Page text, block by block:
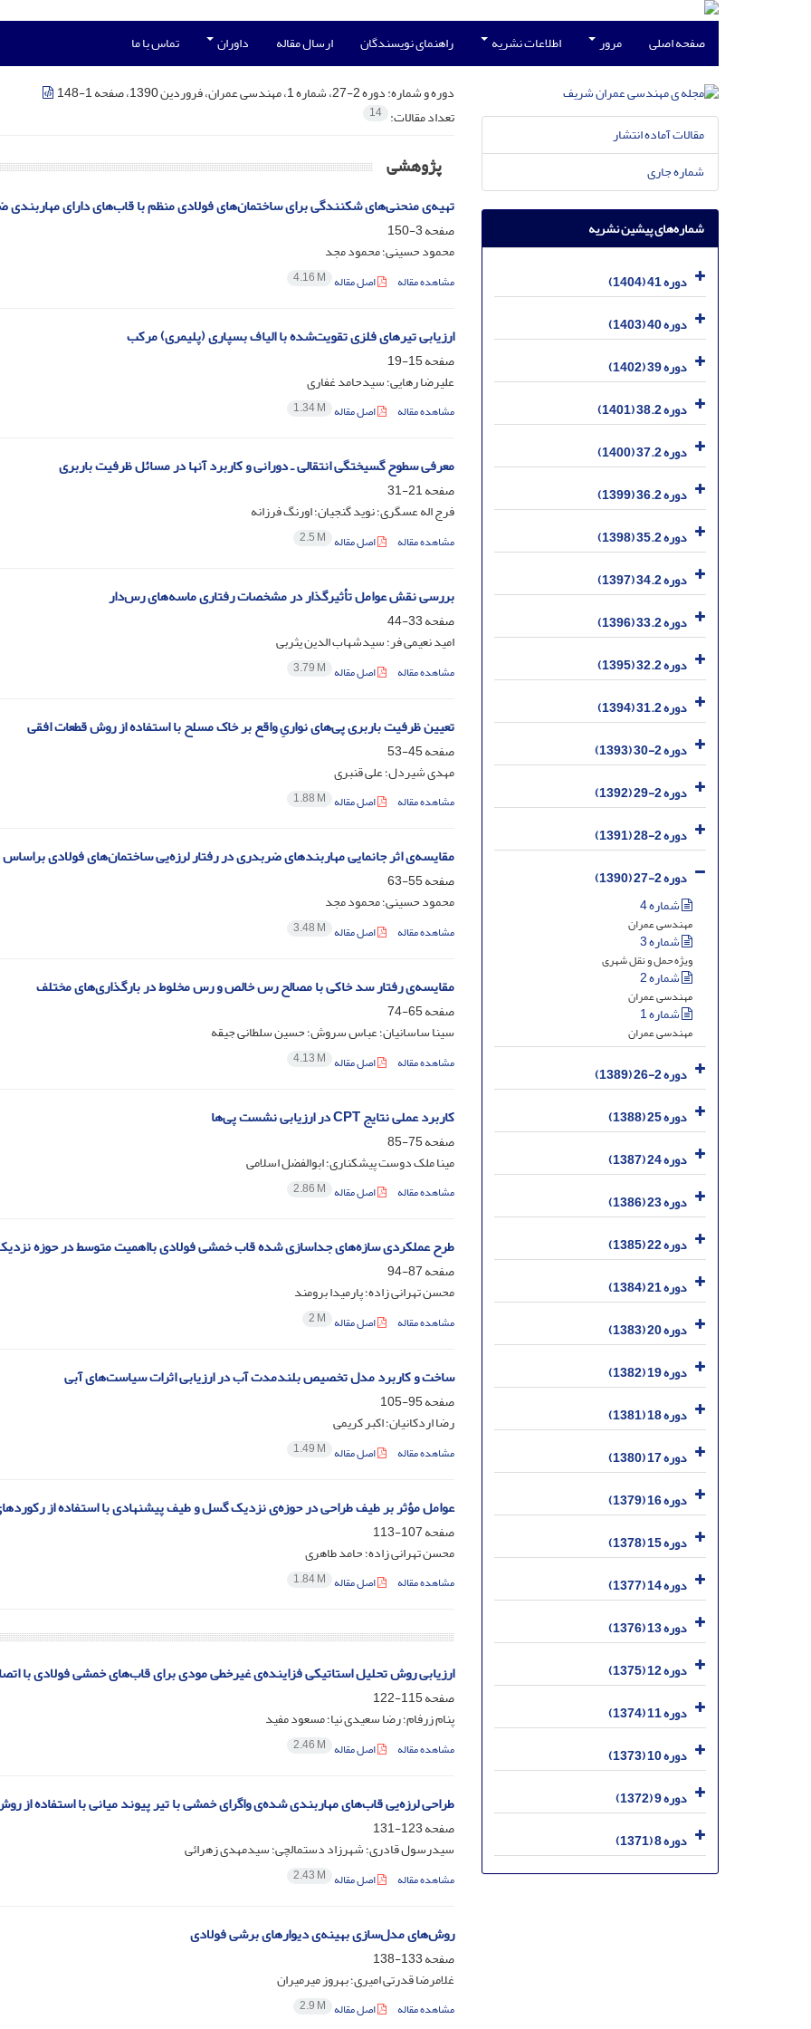
صفحه اصلی مرور اطلاعات نشریه راهنمای نویسندگان ارسال مقاله داوران تماس با ما
دوره و شماره:دوره 2-27، شماره 1، مهندسی عمران، فروردین 1390، صفحه 1-148
تعداد مقالات: 14
پژوهشی
تهیه‌ی منحنی‌های شکنندگی برای ساختمان‌های فولادی منظم با قاب‌های دارای
صفحه3-150
محمود حسینی؛ محمود مجد
مشاهده مقاله اصل مقاله 4.16 M
ارزیابی تیرهای فلزی تقویت‌شده با الیاف بسپاری (پلیمری) مرکب
صفحه15-19
علیرضا رهایی؛ سیدحامد غفاری
مشاهده مقاله اصل مقاله 1.34 M
معرفی سطوح گسیختگی انتقالی ـ دورانی و کاربرد آنها در مسائل ظرفیت باربری
صفحه21-31
فرج اله عسگری؛ نوید گنجیان؛ اورنگ فرزانه
مشاهده مقاله اصل مقاله 2.5 M
بررسی نقش عوامل تأثیرگذار در مشخصات رفتاری ماسه‌های رس‌دار
صفحه33-44
امید نعیمی فر؛ سیدشهاب الدین یثربی
مشاهده مقاله اصل مقاله 3.79 M
تعیین ظرفیت باربری پی‌های نواریِ واقع بر خاک مسلح با استفاده از روش قطعات افقی
صفحه45-53
مهدی شیردل؛ علی قنبری
مشاهده مقاله اصل مقاله 1.88 M
مقایسه‌ی اثر جانمایی مهاربندهای ضربدری در رفتار لرزه‌یی ساختمان‌های فولادی
صفحه55-63
محمود حسینی؛ محمود مجد
مشاهده مقاله اصل مقاله 3.48 M
مقایسه‌ی رفتار سد خاکی با مصالح رس خالص و رس مخلوط در بارگذاری‌های مختلف
صفحه65-74
سینا ساسانیان؛ عباس سروش؛ حسین سلطانی جیقه
مشاهده مقاله اصل مقاله 4.13 M
کاربرد عملی نتایج C‌P‌T در ارزیابی نشست پی‌ها
صفحه75-85
مینا ملک دوست پیشکناری؛ ابوالفضل اسلامی
مشاهده مقاله اصل مقاله 2.86 M
طرح عملکردی سازه‌های جداسازی شده قاب خمشی فولادی بااهمیت متوسط در حوزه
صفحه87-94
محسن تهرانی زاده؛ پارمیدا برومند
مشاهده مقاله اصل مقاله 2 M
ساخت و کاربرد مدل تخصیص بلندمدت آب در ارزیابی اثرات سیاست‌های آبی
صفحه95-105
رضا اردکانیان؛ اکبر کریمی
مشاهده مقاله اصل مقاله 1.49 M
عوامل مؤثر بر طیف طراحی در حوزه‌ی نزدیک گسل و طیف پیشنهادی با استفاده از
صفحه107-113
محسن تهرانی زاده؛ حامد طاهری
مشاهده مقاله اصل مقاله 1.84 M
ارزیابی روش تحلیل استاتیکی فزاینده‌ی غیرخطی مودی برای قاب‌های خمشی فولادی با
صفحه115-122
پنام زرفام؛ رضا سعیدی نیا؛ مسعود مفید
مشاهده مقاله اصل مقاله 2.46 M
طراحی لرزه‌یی قاب‌های مهاربندی شده‌ی واگرای خمشی با تیر پیوند میانی با استفاده از
صفحه123-131
سیدرسول قادری؛ شهرزاد دستمالچی؛ سیدمهدی زهرائی
مشاهده مقاله اصل مقاله 2.43 M
روش‌های مدل‌سازی بهینه‌ی دیوارهای برشی فولادی
صفحه133-138
غلامرضا قدرتی امیری؛ بهروز میرمیران
مشاهده مقاله اصل مقاله 2.9 M
مقالات آماده انتشار
شماره جاری
شماره‌های پیشین نشریه
دوره 41 (1404)
دوره 40 (1403)
دوره 39 (1402)
دوره 38.2 (1401)
دوره 37.2 (1400)
دوره 36.2 (1399)
دوره 35.2 (1398)
دوره 34.2 (1397)
دوره 33.2 (1396)
دوره 32.2 (1395)
دوره 31.2 (1394)
دوره 2-30 (1393)
دوره 2-29 (1392)
دوره 2-28 (1391)
دوره 2-27 (1390)
شماره 4
مهندسی عمران
شماره 3
ویژه حمل و نقل شهری
شماره 2
مهندسی عمران
شماره 1
مهندسی عمران
دوره 2-26 (1389)
دوره 25 (1388)
دوره 24 (1387)
دوره 23 (1386)
دوره 22 (1385)
دوره 21 (1384)
دوره 20 (1383)
دوره 19 (1382)
دوره 18 (1381)
دوره 17 (1380)
دوره 16 (1379)
دوره 15 (1378)
دوره 14 (1377)
دوره 13 (1376)
دوره 12 (1375)
دوره 11 (1374)
دوره 10 (1373)
دوره 9 (1372)
دوره 8 (1371)